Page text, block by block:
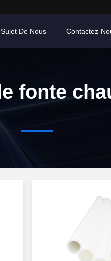
De Nous Contactez-
fonte